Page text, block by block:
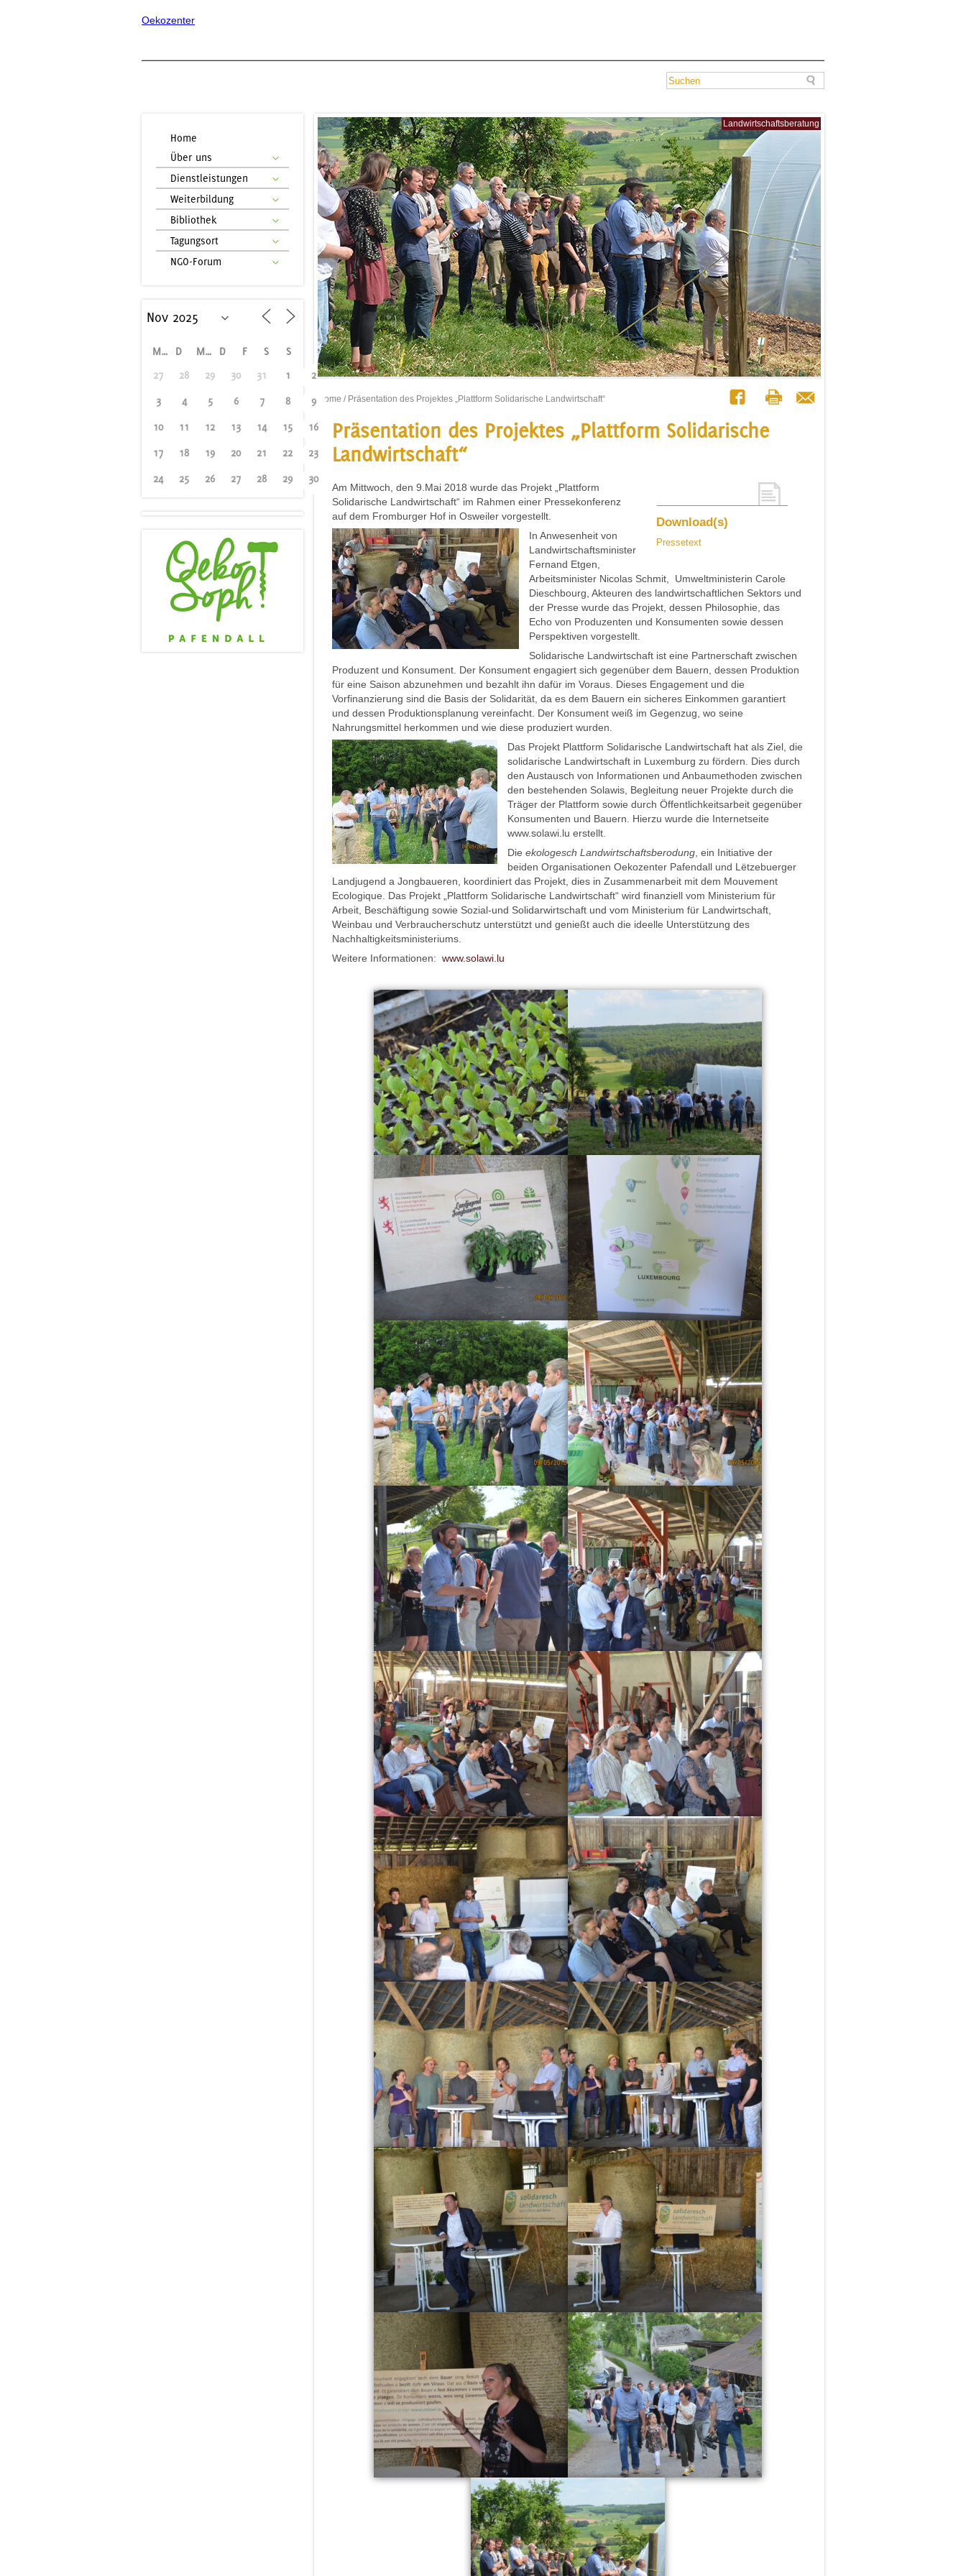
Oekozenter
Home
Über uns
Dienstleistungen
Weiterbildung
Bibliothek
Tagungsort
NGO-Forum
M D M D F S
S
27
28 29 30 31 1 2
3 4 5 6 7 8 9
10 11 12 13 14 15 16
17 18 19 20 21 22 23
24 25 26 27 28 29 30
Landwirtschaftsberatung
Home / Präsentation des Projektes „Plattform Solidarische Landwirtschaft“
Präsentation des Projektes „Plattform Solidarische
Landwirtschaft“
Download(s)
Pressetext
Am Mittwoch, den 9.Mai 2018 wurde das Projekt „Plattform
Solidarische Landwirtschaft“ im Rahmen einer Pressekonferenz
auf dem Fromburger Hof in Osweiler vorgestellt.
In Anwesenheit von
Landwirtschaftsminister
Fernand Etgen,
Arbeitsminister Nicolas Schmit, Umweltministerin Carole
Dieschbourg, Akteuren des landwirtschaftlichen Sektors und
der Presse wurde das Projekt, dessen Philosophie, das
Echo von Produzenten und Konsumenten sowie dessen
Perspektiven vorgestellt.
Solidarische Landwirtschaft ist eine Partnerschaft zwischen
Produzent und Konsument. Der Konsument engagiert sich gegenüber dem Bauern, dessen Produktion
für eine Saison abzunehmen und bezahlt ihn dafür im Voraus. Dieses Engagement und die
Vorfinanzierung sind die Basis der Solidarität, da es dem Bauern ein sicheres Einkommen garantiert
und dessen Produktionsplanung vereinfacht. Der Konsument weiß im Gegenzug, wo seine
Nahrungsmittel herkommen und wie diese produziert wurden.
Das Projekt Plattform Solidarische Landwirtschaft hat als Ziel, die
solidarische Landwirtschaft in Luxemburg zu fördern. Dies durch
den Austausch von Informationen und Anbaumethoden zwischen
den bestehenden Solawis, Begleitung neuer Projekte durch die
Träger der Plattform sowie durch Öffentlichkeitsarbeit gegenüber
Konsumenten und Bauern. Hierzu wurde die Internetseite
www.solawi.lu erstellt.
Die ekologesch Landwirtschaftsberodung , ein Initiative der
beiden Organisationen Oekozenter Pafendall und Lëtzebuerger
Landjugend a Jongbaueren, koordiniert das Projekt, dies in Zusammenarbeit mit dem Mouvement
Ecologique. Das Projekt „Plattform Solidarische Landwirtschaft“ wird finanziell vom Ministerium für
Arbeit, Beschäftigung sowie Sozial-und Solidarwirtschaft und vom Ministerium für Landwirtschaft,
Weinbau und Verbraucherschutz unterstützt und genießt auch die ideelle Unterstützung des
Nachhaltigkeitsministeriums.
Weitere Informationen: www.solawi.lu